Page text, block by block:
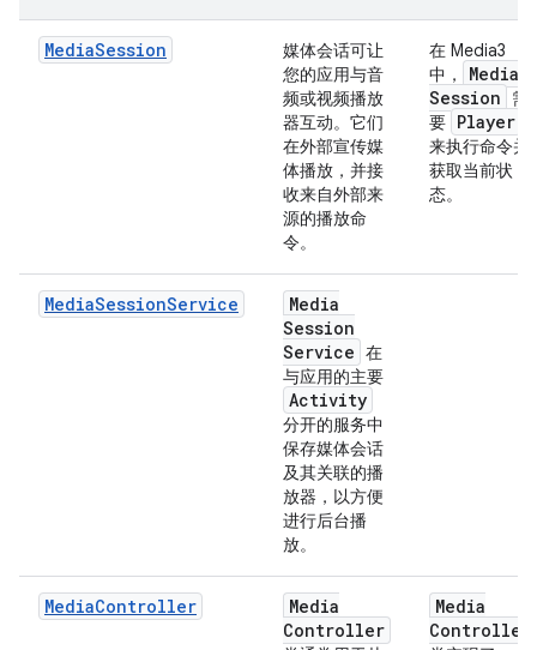
MediaSession
媒体会话可让
您的应用与音
频或视频播放
器互动。它们
在外部宣传媒
体播放，并接
收来自外部来
源的播放命
令。
在 Media3
中，
Media
Session
需
要 Player
来执行命令并
获取当前状
态。
MediaSessionService
Media
Session
Service 在
与应用的主要
Activity
分开的服务中
保存媒体会话
及其关联的播
放器，以方便
进行后台播
放。
MediaController
Media
Controller
Media
Controller